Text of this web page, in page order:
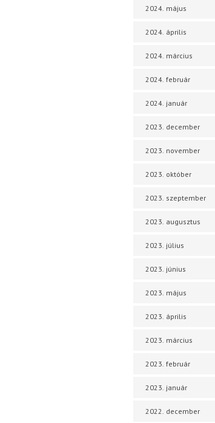
2024. május
2024. április
2024. március
2024. február
2024. január
2023. december
2023. november
2023. október
2023. szeptember
2023. augusztus
2023. július
2023. június
2023. május
2023. április
2023. március
2023. február
2023. január
2022. december